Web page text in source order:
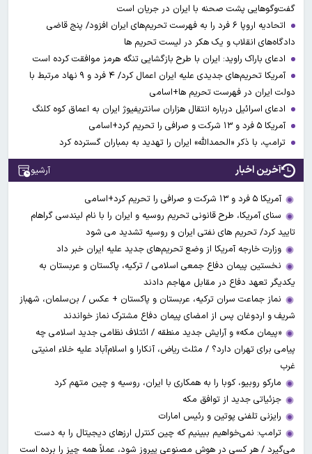
گفت‌وگوهایی پشت صحنه با ایران در جریان است
اتحادیه اروپا ۶ فرد را به فهرست تحریم‌های ایران افزود/ پنج قاضی
دادگاه‌های انقلاب و یک هکر در لیست تحریم ها
ادعای باراک راوید: ایران با طرح بازگشایی تنگه هرمز موافقت کرده است
آمریکا تحریم‌های جدیدی علیه ایران اعمال کرد/ ۴ فرد و ۹ نهاد مرتبط با
دولت ایران در فهرست تحریم ها+اسامی
ادعای اسرائیل درباره انتقال هزاران سانتریفیوژ ایران به اعماق کوه کلنگ
آمریکا ۵ فرد و ۱۳ شرکت و صرافی را تحریم کرد+اسامی
ترامپ، با ذکر «الحمدالله» ایران را تهدید به بمباران گسترده کرد
آخرین اخبار آرشیو
آمریکا ۵ فرد و ۱۳ شرکت و صرافی را تحریم کرد+اسامی
سنای آمریکا، طرح قانونی تحریم روسیه و ایران را با نام لیندسی گراهام
تایید کرد/ تحریم های نفتی ایران و روسیه تشدید می شود
وزارت خارجه آمریکا از وضع تحریم‌های جدید علیه ایران خبر داد
نخستین پیمان دفاع جمعی اسلامی / ترکیه، پاکستان و عربستان به
یکدیگر تعهد دفاع در مقابل مهاجم دادند
نماز جماعت سران ترکیه، عربستان و پاکستان + عکس / بن‌سلمان، شهباز
شریف و اردوغان پس از امضای پیمان دفاع مشترک نماز خواندند
«پیمان مکه» و آرایش جدید منطقه / ائتلاف نظامی جدید اسلامی چه
پیامی برای تهران دارد؟ / مثلث ریاض، آنکارا و اسلام‌آباد علیه خلاء امنیتی
غرب
مارکو روبیو، کوبا را به همکاری با ایران، روسیه و چین متهم کرد
جزئیاتی جدید از توافق مکه
رایزنی تلفنی پوتین و رئیس امارات
ترامپ: نمی‌خواهیم ببینیم که چین کنترل ارز‌های دیجیتال را به دست
می‌گیرد / هر کسی در هوش مصنوعی پیروز شود، عملاً همه چیز را برده است